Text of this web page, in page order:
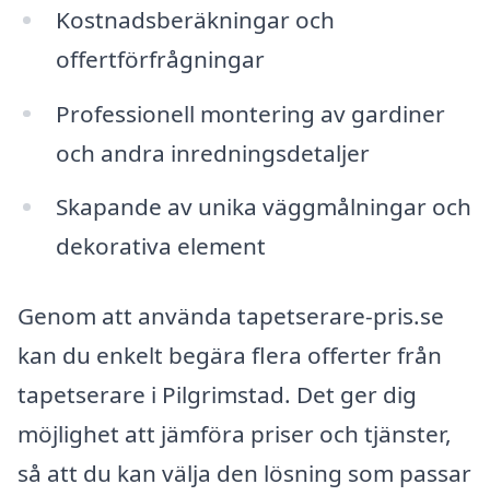
Kostnadsberäkningar och
offertförfrågningar
Professionell montering av gardiner
och andra inredningsdetaljer
Skapande av unika väggmålningar och
dekorativa element
Genom att använda tapetserare-pris.se
kan du enkelt begära flera offerter från
tapetserare i Pilgrimstad. Det ger dig
möjlighet att jämföra priser och tjänster,
så att du kan välja den lösning som passar